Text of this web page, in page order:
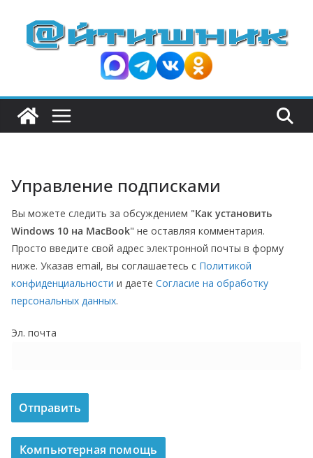
Управление подписками
Вы можете следить за обсуждением "Как установить
Windows 10 на MacBook" не оставляя комментария.
Просто введите свой адрес электронной почты в форму
ниже. Указав email, вы соглашаетесь с Политикой
конфиденциальности и даете Согласие на обработку
персональных данных.
Эл. почта
Компьютерная помощь